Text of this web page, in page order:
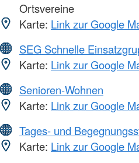
Ortsvereine
Karte: Link zur Google
SEG Schnelle
Karte: Link zur Google
Senioren-Wohnen
Karte: Link zur Google
Tages- und
Karte: Link zur Google